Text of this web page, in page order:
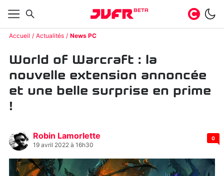
BETA
Accueil Actualités News PC
World of Warcraft : la
nouvelle extension annoncée
et une belle surprise en prime
!
Robin Lamorlette
19 avril 2022 à 16h30
0